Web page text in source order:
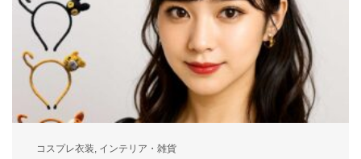
コスプレ衣装, インテリア・雑貨